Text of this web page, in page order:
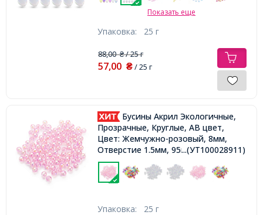
Показать еще
Упаковка: 25 г
88,00₴/ 25 г
57,00 ₴/ 25 г
Бусины Акрил Экологичные,
Прозрачные, Круглые, АВ цвет,
Цвет: Жемчужно-розовый, 8мм,
Отверстие 1.5мм, 95шт/25г,...(УТ100028911)
Упаковка: 25 г